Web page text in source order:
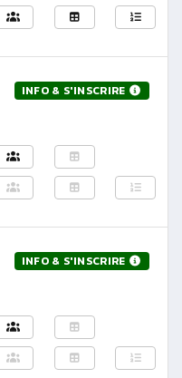
INFO & S'INSCRIRE
INFO & S'INSCRIRE